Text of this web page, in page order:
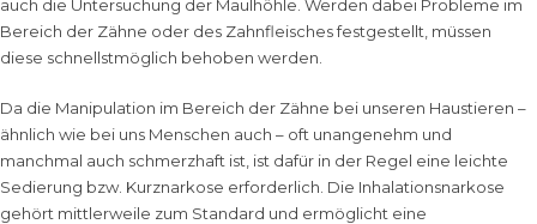
auch die Untersuchung der Maulhöhle. Werden dabei Probleme im
Bereich der Zähne oder des Zahnfleisches festgestellt, müssen
diese schnellstmöglich behoben werden.
Da die Manipulation im Bereich der Zähne bei unseren Haustieren –
ähnlich wie bei uns Menschen auch – oft unangenehm und
manchmal auch schmerzhaft ist, ist dafür in der Regel eine leichte
Sedierung bzw. Kurznarkose erforderlich. Die Inhalationsnarkose
gehört mittlerweile zum Standard und ermöglicht eine